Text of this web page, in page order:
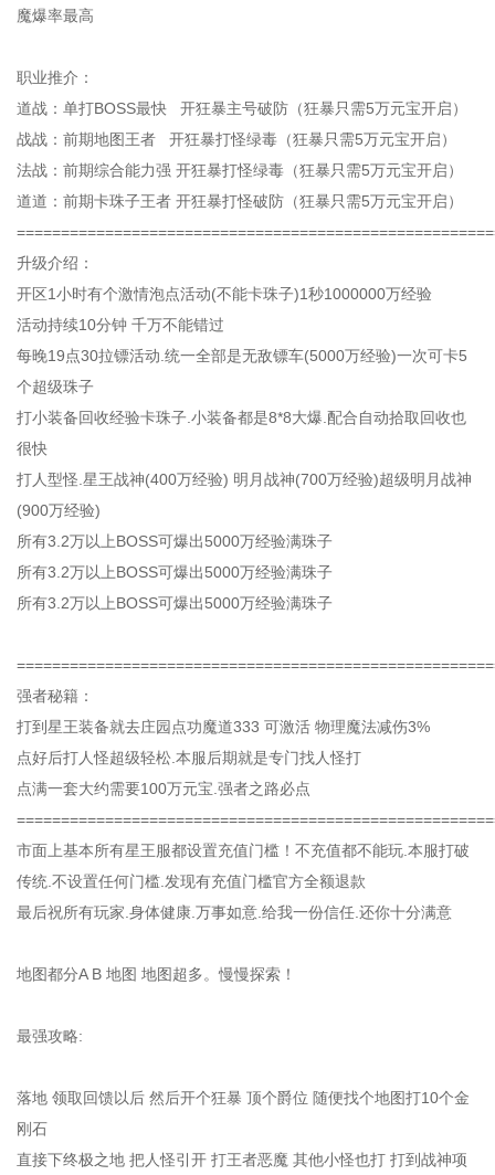
魔爆率最高
职业推介：
道战：单打BOSS最快 开狂暴主号破防（狂暴只需5万元宝开启）
战战：前期地图王者 开狂暴打怪绿毒（狂暴只需5万元宝开启）
法战：前期综合能力强 开狂暴打怪绿毒（狂暴只需5万元宝开启）
道道：前期卡珠子王者 开狂暴打怪破防（狂暴只需5万元宝开启）
升级介绍：
开区1小时有个激情泡点活动(不能卡珠子)1秒1000000万经验
活动持续10分钟 千万不能错过
每晚19点30拉镖活动.统一全部是无敌镖车(5000万经验)一次可卡5
个超级珠子
打小装备回收经验卡珠子.小装备都是8*8大爆.配合自动拾取回收也
很快
打人型怪.星王战神(400万经验) 明月战神(700万经验)超级明月战神
(900万经验)
所有3.2万以上BOSS可爆出5000万经验满珠子
所有3.2万以上BOSS可爆出5000万经验满珠子
所有3.2万以上BOSS可爆出5000万经验满珠子
强者秘籍：
打到星王装备就去庄园点功魔道333 可激活 物理魔法减伤3%
点好后打人怪超级轻松.本服后期就是专门找人怪打
点满一套大约需要100万元宝.强者之路必点
市面上基本所有星王服都设置充值门槛！不充值都不能玩.本服打破
传统.不设置任何门槛.发现有充值门槛官方全额退款
最后祝所有玩家.身体健康.万事如意.给我一份信任.还你十分满意
地图都分A B 地图 地图超多。慢慢探索！
最强攻略:
落地 领取回馈以后 然后开个狂暴 顶个爵位 随便找个地图打10个金
刚石
直接下终极之地 把人怪引开 打王者恶魔 其他小怪也打 打到战神项